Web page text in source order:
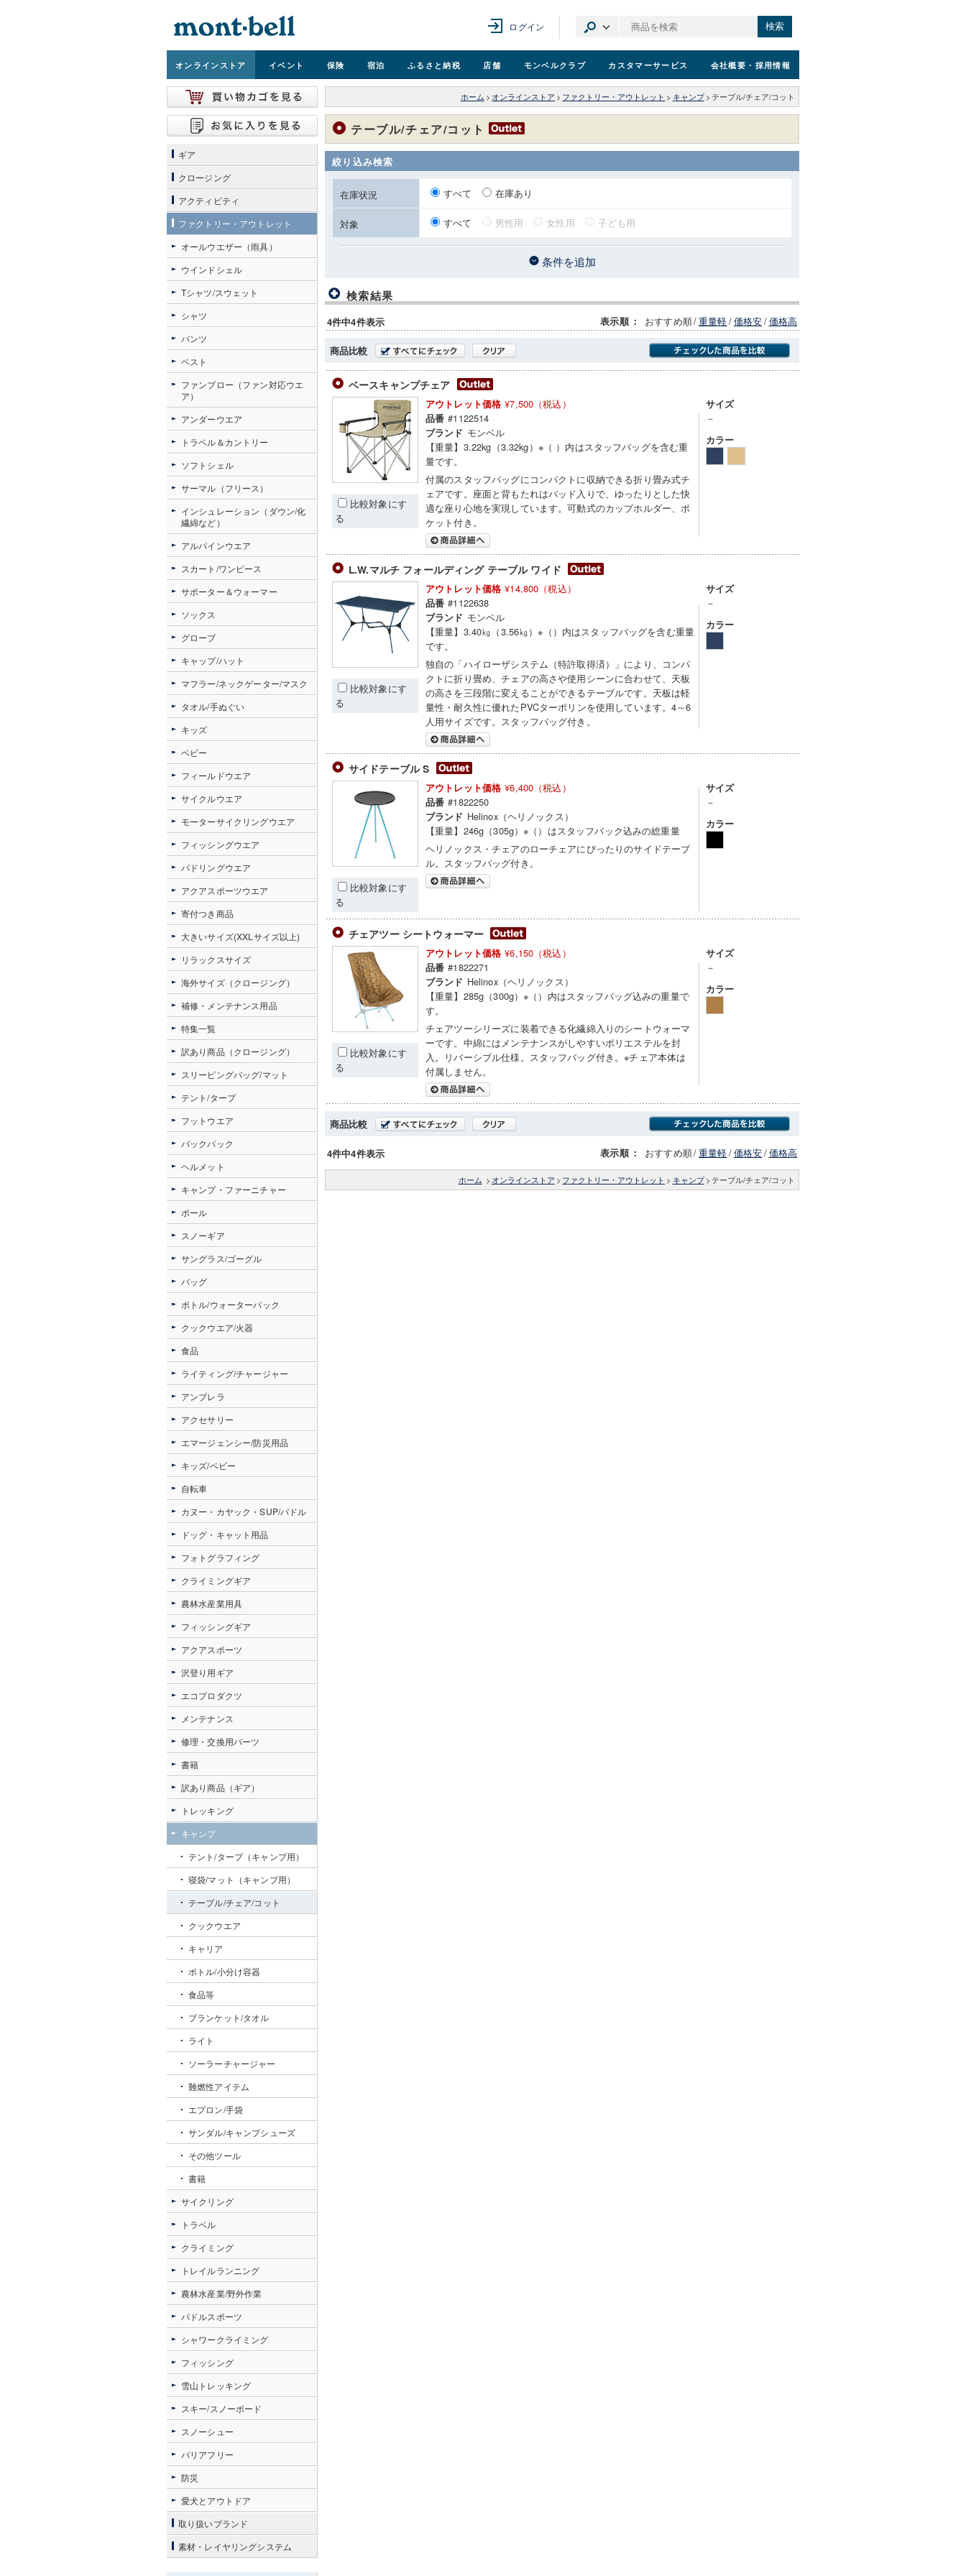
ログイン 検索
オンラインストア イベント 保険 宿泊 ふるさと納税 店舗 モンベルクラブ カスタマーサービス 会社概要 ・採用情報
ホーム > オンラインストア > ファクトリー・アウトレット > キャンプ > テーブル/チェア/コット
テーブル/チェア/コット
絞り込み検索
在庫状況 すべて 在庫あり
対象 すべて 男性用 女性用 子ども用
条件を追加
検索結果
4件中4件表示 表示順 ： おすすめ順/重量軽/価格安/価格高
商品比較
ベースキャンプチェア
比較対象にす
る
アウトレット価格 ¥7,500（税込）
品番 #1122514
ブランド モンベル
【重量】3.22kg（3.32kg）※（ ）内はスタッフバッグを含む重
量です。
付属のスタッフバッグにコンパクトに収納できる折り畳み式チ
ェアです。座面と背もたれはパッド入りで、ゆったりとした快
適な座り心地を実現しています。可動式のカップホルダー、ポ
ケット付き。
サイズ
－
カラー
L.W.マルチ フォールディング テーブル ワイド
比較対象にす
る
アウトレット価格 ¥14,800（税込）
品番 #1122638
ブランド モンベル
【重量】3.40㎏（3.56㎏）※（）内はスタッフバッグを含む重量
です。
独自の「ハイローザシステム（特許取得済）」により、コンパ
クトに折り畳め、チェアの高さや使用シーンに合わせて、天板
の高さを三段階に変えることができるテーブルです。天板は軽
量性・耐久性に優れたPVCターポリンを使用しています。4～6
人用サイズです。スタッフバッグ付き。
サイズ
－
カラー
サイドテーブル S
比較対象にす
る
アウトレット価格 ¥6,400（税込）
品番 #1822250
ブランド Helinox（ヘリノックス）
【重量】246g（305g）※（）はスタッフバック込みの総重量
ヘリノックス・チェアのローチェアにぴったりのサイドテーブ
ル。スタッフバッグ付き。
サイズ
－
カラー
チェアツー シートウォーマー
比較対象にす
る
アウトレット価格 ¥6,150（税込）
品番 #1822271
ブランド Helinox（ヘリノックス）
【重量】285g（300g）※（）内はスタッフバッグ込みの重量で
す。
チェアツーシリーズに装着できる化繊綿入りのシートウォーマ
ーです。中綿にはメンテナンスがしやすいポリエステルを封
入。リバーシブル仕様。スタッフバッグ付き。※チェア本体は
付属しません。
サイズ
－
カラー
商品比較
4件中4件表示 表示順 ： おすすめ順/重量軽/価格安/価格高
ホーム > オンラインストア > ファクトリー・アウトレット > キャンプ > テーブル/チェア/コット
ギア
クロージング
アクティビティ
ファクトリー・アウトレット
オールウエザー（雨具）
ウインドシェル
Tシャツ/スウェット
シャツ
パンツ
ベスト
ファンブロー（ファン対応ウエ
ア）
アンダーウエア
トラベル＆カントリー
ソフトシェル
サーマル（フリース）
インシュレーション（ダウン/化
繊綿など）
アルパインウエア
スカート/ワンピース
サポーター＆ウォーマー
ソックス
グローブ
キャップ/ハット
マフラー/ネックゲーター/マスク
タオル/手ぬぐい
キッズ
ベビー
フィールドウエア
サイクルウエア
モーターサイクリングウエア
フィッシングウエア
パドリングウエア
アクアスポーツウエア
寄付つき商品
大きいサイズ(XXLサイズ以上)
リラックスサイズ
海外サイズ（クロージング）
補修・メンテナンス用品
特集一覧
訳あり商品（クロージング）
スリーピングバッグ/マット
テント/タープ
フットウエア
バックパック
ヘルメット
キャンプ・ファーニチャー
ポール
スノーギア
サングラス/ゴーグル
バッグ
ボトル/ウォーターパック
クックウエア/火器
食品
ライティング/チャージャー
アンブレラ
アクセサリー
エマージェンシー/防災用品
キッズ/ベビー
自転車
カヌー・カヤック・SUP/パドル
ドッグ・キャット用品
フォトグラフィング
クライミングギア
農林水産業用具
フィッシングギア
アクアスポーツ
沢登り用ギア
エコプロダクツ
メンテナンス
修理・交換用パーツ
書籍
訳あり商品（ギア）
トレッキング
キャンプ
テント/タープ（キャンプ用）
寝袋/マット（キャンプ用）
テーブル/チェア/コット
クックウエア
キャリア
ボトル/小分け容器
食品等
ブランケット/タオル
ライト
ソーラーチャージャー
難燃性アイテム
エプロン/手袋
サンダル/キャンプシューズ
その他ツール
書籍
サイクリング
トラベル
クライミング
トレイルランニング
農林水産業/野外作業
パドルスポーツ
シャワークライミング
フィッシング
雪山トレッキング
スキー/スノーボード
スノーシュー
バリアフリー
防災
愛犬とアウトドア
取り扱いブランド
素材・レイヤリングシステム